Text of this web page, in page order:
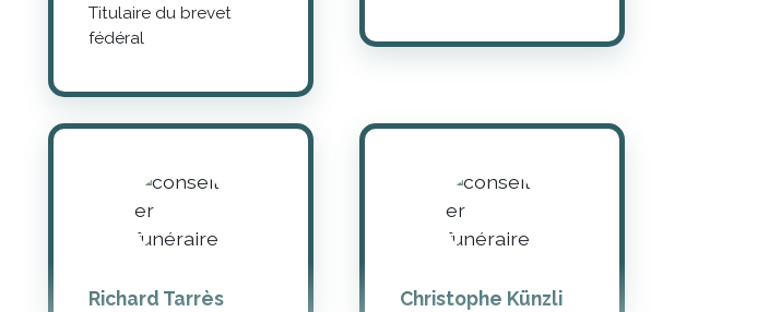
Titulaire du brevet
fédéral
Richard Tarrès Christophe Künzli